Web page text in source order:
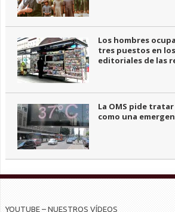
Los hombres
tres puestos en
editoriales de las
La OMS pide
como una
YOUTUBE – NUESTROS VÍDEOS